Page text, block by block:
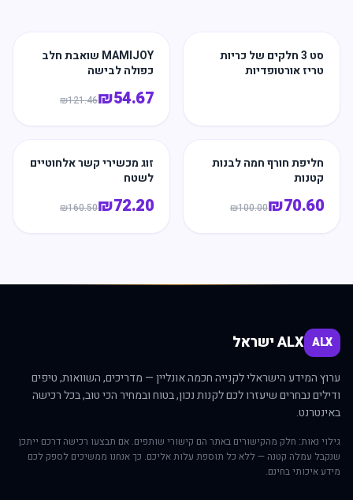
סט 3 חלקים של כריות
טריז אורטופדיות
MAMIJOY שואבת חלב
כפולה לבישה
₪54.67
₪121.46
חליפת חורף חמה לבנות
קטנות
₪70.60
₪100.00
זוג מכשירי קשר אלחוטיים
לשטח
₪72.20
₪160.50
ALX ALX ישראל
ערוץ המידע הישראלי לקנייה חכמה אונליין — מדריכים, השוואות, טיפים
ודילים נבחרים שיעזרו לכם לקנות נכון, בטוח ובמחיר הכי טוב, בכל רכישה
באינטרנט.
גילוי נאות: חלק מהקישורים באתר הם קישורי שותפים. אם תבצעו רכישה דרכם ייתכן
שנקבל עמלה קטנה — ללא כל תוספת עלות אליכם. כך אנחנו ממשיכים לספק לכם
מידע איכותי בחינם.